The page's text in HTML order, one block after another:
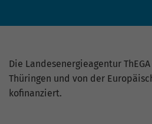
Die Landesenergieagentur
Thüringen und von der
kofinanziert.